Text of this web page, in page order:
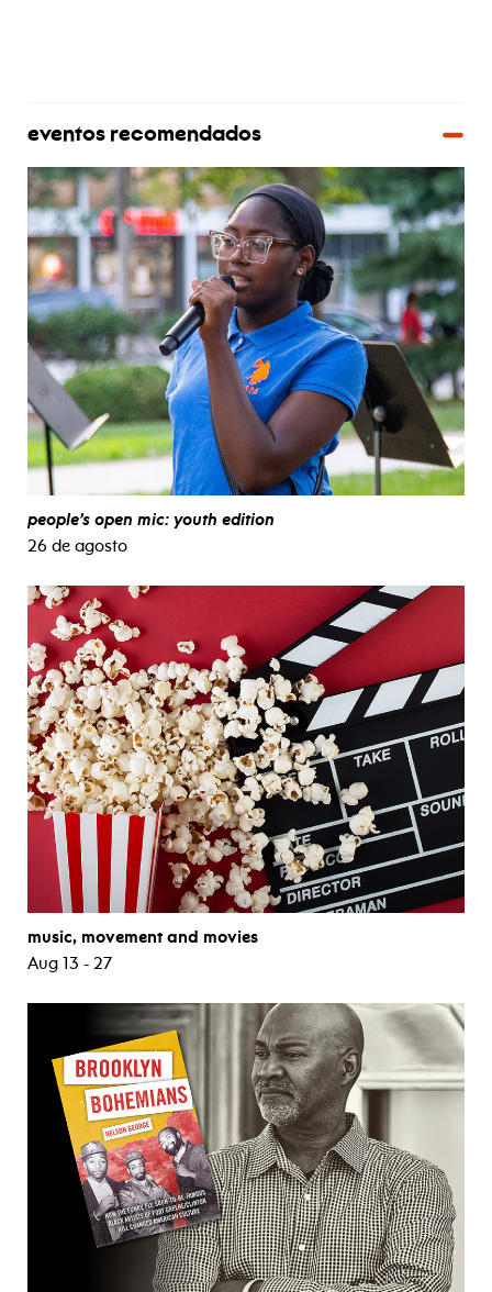
eventos recomendados
people’s open mic: youth edition
26 de agosto
music, movement and movies
Aug 13 - 27